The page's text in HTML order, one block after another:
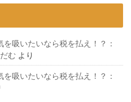
吸いたいなら税を払え！？：
む より
吸いたいなら税を払え！？：